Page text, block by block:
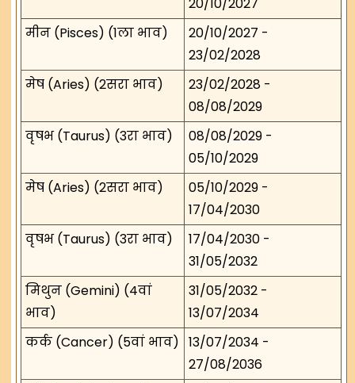
मीन (Pisces) (1ला भाव)
20/10/2027 -
23/02/2028
मेष (Aries) (2सरा भाव)
23/02/2028 -
08/08/2029
वृषभ (Taurus) (3रा भाव)
08/08/2029 -
05/10/2029
मेष (Aries) (2सरा भाव)
05/10/2029 -
17/04/2030
वृषभ (Taurus) (3रा भाव)
17/04/2030 -
31/05/2032
मिथुन (Gemini) (4वां
भाव)
31/05/2032 -
13/07/2034
कर्क (Cancer) (5वां भाव) 13/07/2034 -
27/08/2036